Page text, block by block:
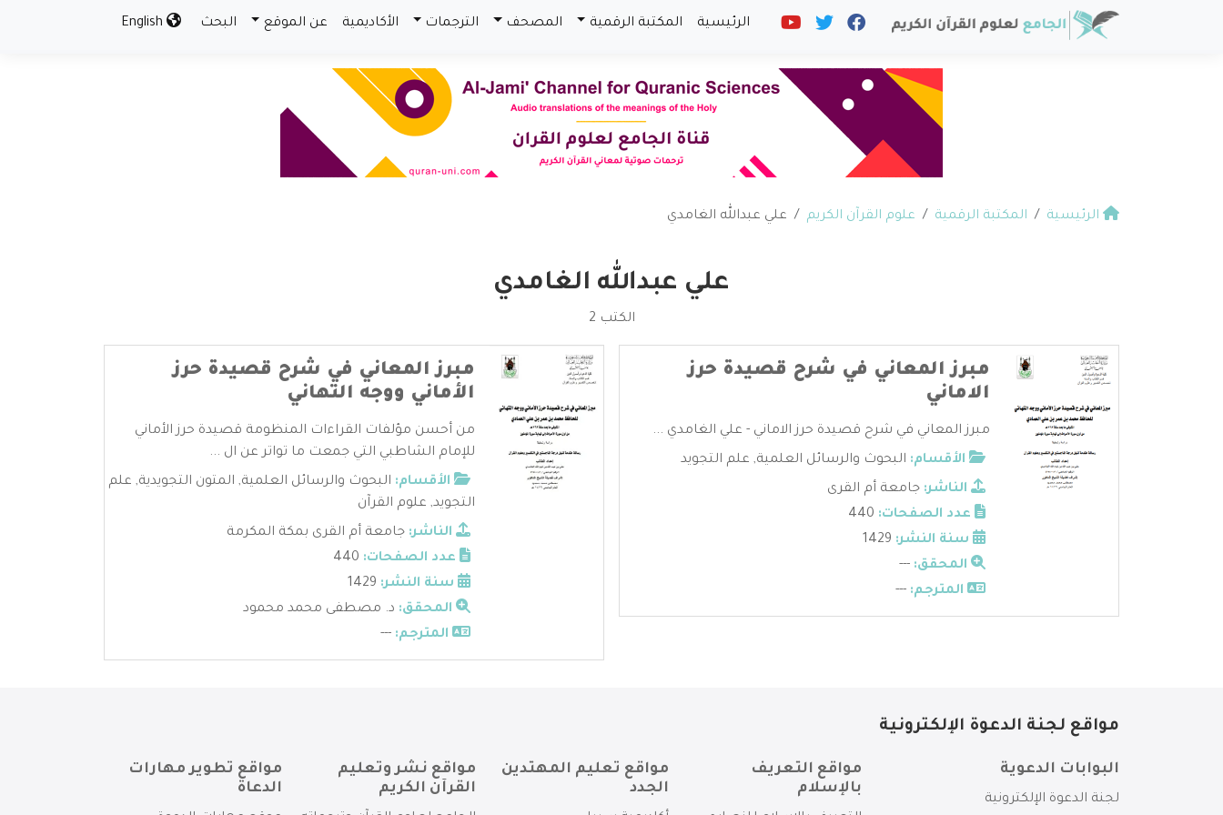
الرئيسية المكتبة الرقمية المصحف الترجمات الأكاديمية عن الموقع البحث
الرئيسية المكتبة الرقمية علوم القرآن الكريم علي عبدالله الغامدي
علي عبدالله الغامدي
الكتب 2
مبرز المعاني في شرح قصيدة حرز
الاماني
مبرز المعاني في شرح قصيدة حرز الاماني - علي الغامدي ...
الأقسام: البحوث والرسائل العلمية, علم التجويد
الناشر: جامعة أم القرى
عدد الصفحات:
سنة النشر:
المحقق: ---
المترجم: ---
مبرز المعاني في شرح قصيدة حرز
الأماني ووجه التهاني
من أحسن مؤلفات القراءات المنظومة قصيدة حرز الأماني
للإمام الشاطبي التي جمعت ما تواتر عن ال ...
الأقسام: البحوث والرسائل العلمية, المتون التجويدية, علم
التجويد, علوم القرآن
الناشر: جامعة أم القرى بمكة المكرمة
عدد الصفحات:
سنة النشر:
المحقق: د. مصطفى محمد محمود
المترجم: ---
مواقع لجنة الدعوة الإلكترونية
البوابات الدعوية
لجنة الدعوة الإلكترونية
مواقع التعريف
بالإسلام
مواقع تعليم المهتدين
الجدد
مواقع نشر وتعليم
القرآن الكريم
مواقع تطوير مهارات
الدعاة